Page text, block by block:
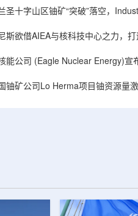
输情况，红外成像等方法也难以在微
快速变化。为解决这一问题...
圣十字山区铀矿“突破”落空，
斯欲借AIEA与核科技中心之力，
能公司 (Eagle Nuclear Energy)宣
铀矿公司Lo Herma项目铀资源量